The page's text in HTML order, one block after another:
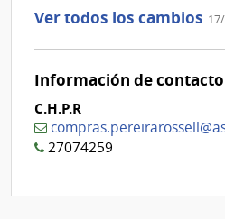
Ver todos los cambios
Información de
C.H.P.R
27074259